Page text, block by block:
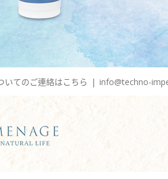
いてのご連絡はこちら | info@techno-